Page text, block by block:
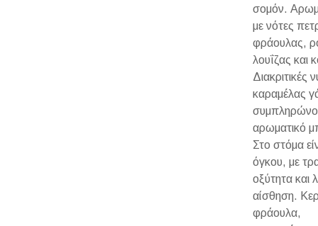
σομόν.
με νότες
φράουλας,
λουΐζας και
Διακριτικές
καραμέλας
αρωματικό
Στο στόμα
όγκου, με
οξύτητα και
αίσθηση.
φράουλα,